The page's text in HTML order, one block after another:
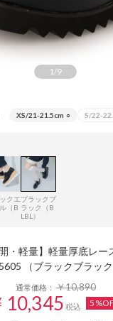
1 /9
XS/21-21.5cm ○ S/22-
クエ
（B
ブラックブ
ラック（B
LBL）
開・軽量】軽量厚底レ
（ブラックブラック
通常価格：￥10,890
10,345 税込